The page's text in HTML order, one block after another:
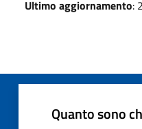
Ultimo aggiornamento:
Quanto sono